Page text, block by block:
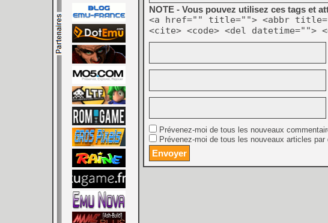
NOTE - Vous pouvez utilisez ces tags et
<a href="" title=""> <abbr
<cite> <code> <del datetime="">
Prévenez-moi de tous les nouveaux
Prévenez-moi de tous les nouveaux articles par